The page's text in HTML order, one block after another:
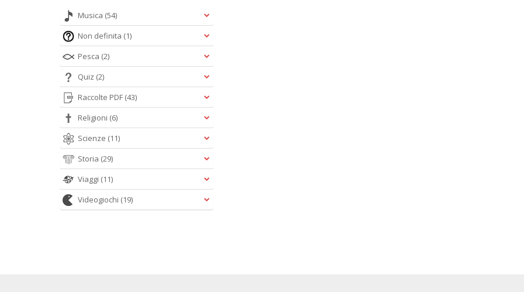
Musica (54)
Non definita (1)
Pesca (2)
Quiz (2)
Raccolte PDF (43)
Religioni (6)
Scienze (11)
Storia (29)
Viaggi (11)
Videogiochi (19)